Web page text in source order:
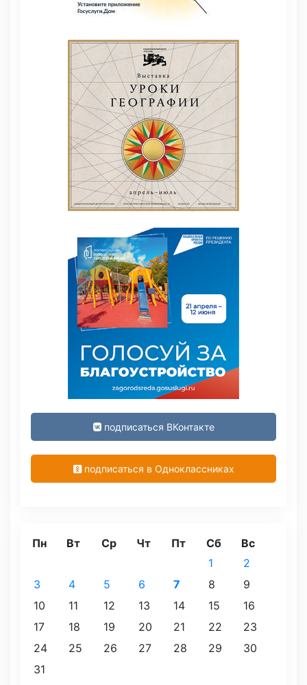
подписаться ВКонтакте
подписаться в Одноклассниках
Пн Вт Ср Чт Пт Сб Вс
1
2
3
4 5 6 7 8
9
10
11 12 13 14 15
16
17
18 19 20 21 22
23
24
25 26 27 28 29
30
31